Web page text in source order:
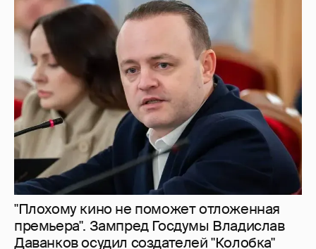
"Плохому кино не поможет отложенная
премьера". Зампред Госдумы Владислав
Даванков осудил создателей "Колобка"
20